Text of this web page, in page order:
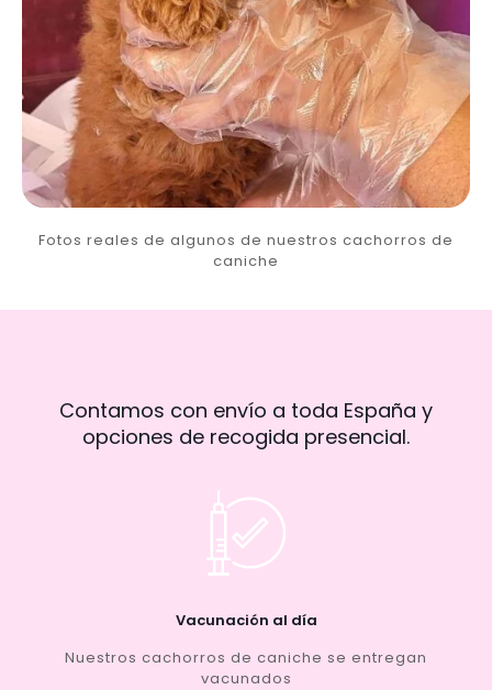
Fotos reales de algunos de nuestros cachorros de
caniche
Contamos con envío a toda España y
opciones de recogida presencial.
Vacunación al día
Nuestros cachorros de caniche se entregan
vacunados